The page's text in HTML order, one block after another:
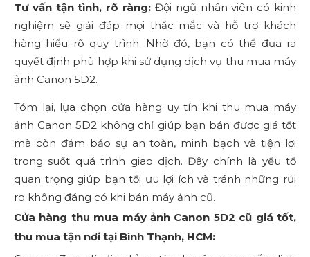
Tư vấn tận tình, rõ ràng: Đội ngũ nhân viên có kinh
nghiệm sẽ giải đáp mọi thắc mắc và hỗ trợ khách
hàng hiểu rõ quy trình. Nhờ đó, bạn có thể đưa ra
quyết định phù hợp khi sử dụng dịch vụ thu mua máy
ảnh Canon 5D2.
Tóm lại, lựa chọn cửa hàng uy tín khi thu mua máy
ảnh Canon 5D2 không chỉ giúp bạn bán được giá tốt
mà còn đảm bảo sự an toàn, minh bạch và tiện lợi
trong suốt quá trình giao dịch. Đây chính là yếu tố
quan trọng giúp bạn tối ưu lợi ích và tránh những rủi
ro không đáng có khi bán máy ảnh cũ.
Cửa hàng thu mua máy ảnh Canon 5D2 cũ giá tốt,
thu mua tận nơi tại Bình Thạnh, HCM: